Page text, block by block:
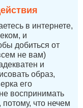
в интернете,
и
добиться от
не вам)
и
образ,
его
воспринимать
что нечем